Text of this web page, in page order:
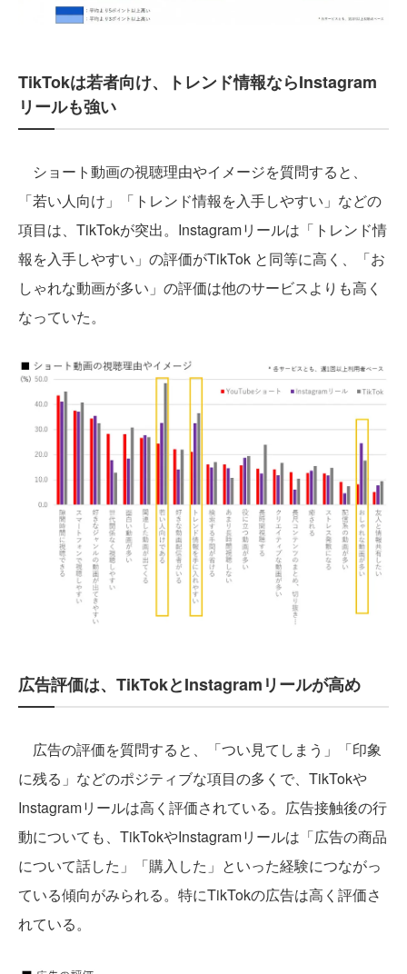
TikTokは若者向け、トレンド情報ならInstagram
リールも強い
ショート動画の視聴理由やイメージを質問すると、
「若い人向け」「トレンド情報を入手しやすい」などの
項目は、TikTokが突出。Instagramリールは「トレンド情
報を入手しやすい」の評価がTikTok と同等に高く、「お
しゃれな動画が多い」の評価は他のサービスよりも高く
なっていた。
広告評価は、TikTokとInstagramリールが高め
広告の評価を質問すると、「つい見てしまう」「印象
に残る」などのポジティブな項目の多くで、TikTokや
Instagramリールは高く評価されている。広告接触後の行
動についても、TikTokやInstagramリールは「広告の商品
について話した」「購入した」といった経験につながっ
ている傾向がみられる。特にTikTokの広告は高く評価さ
れている。